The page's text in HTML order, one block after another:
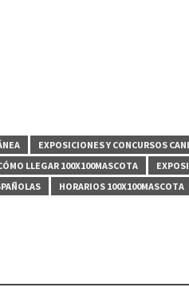
EXPOSICIONES Y CONCURSOS
LLEGAR 100X100MASCOTA
HORARIOS 100X100MASCOTA